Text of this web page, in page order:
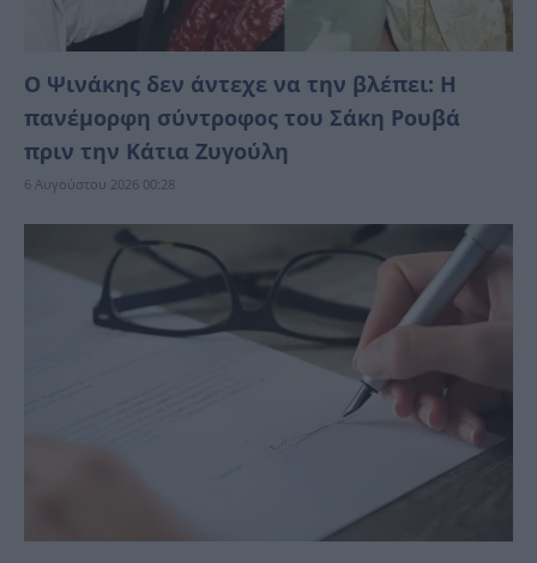
Ο Ψινάκης δεν άντεχε να την βλέπει: Η
πανέμορφη σύντροφος του Σάκη Ρουβά
πριν την Κάτια Ζυγούλη
6 Αυγούστου 2026 00:28